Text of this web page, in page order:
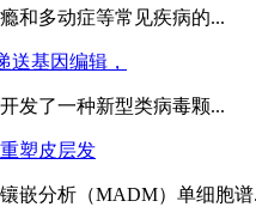
和多动症等常见疾病的...
送基因编辑，
发了一种新型类病毒颗...
塑皮层发
嵌分析（MADM）单细胞谱